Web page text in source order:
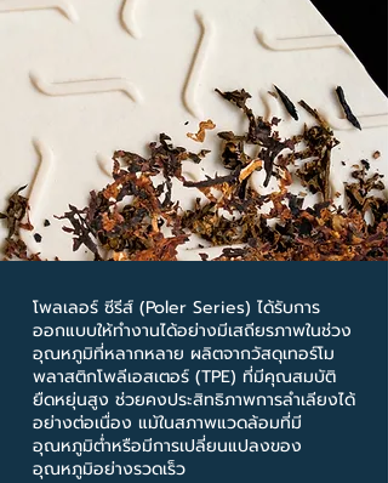
โพลเลอร์ ซีรีส์ (Poler Series) ได้รับการ
ออกแบบให้ทำงานได้อย่างมีเสถียรภาพในช่วง
อุณหภูมิที่หลากหลาย ผลิตจากวัสดุเทอร์โม
พลาสติกโพลีเอสเตอร์ (TPE) ที่มีคุณสมบัติ
ยืดหยุ่นสูง ช่วยคงประสิทธิภาพการลำเลียงได้
อย่างต่อเนื่อง แม้ในสภาพแวดล้อมที่มี
อุณหภูมิต่ำหรือมีการเปลี่ยนแปลงของ
อุณหภูมิอย่างรวดเร็ว